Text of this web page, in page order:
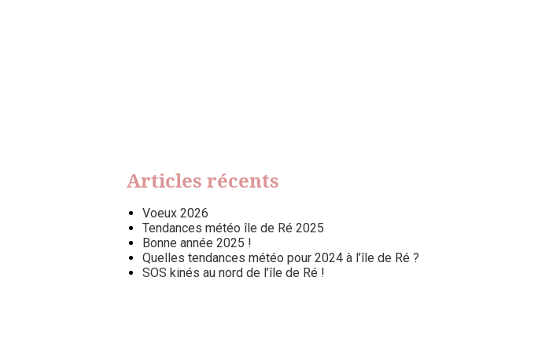
Articles récents
Voeux 2026
Tendances météo île de Ré 2025
Bonne année 2025 !
Quelles tendances météo pour 2024 à l’île de Ré ?
SOS kinés au nord de l’île de Ré !